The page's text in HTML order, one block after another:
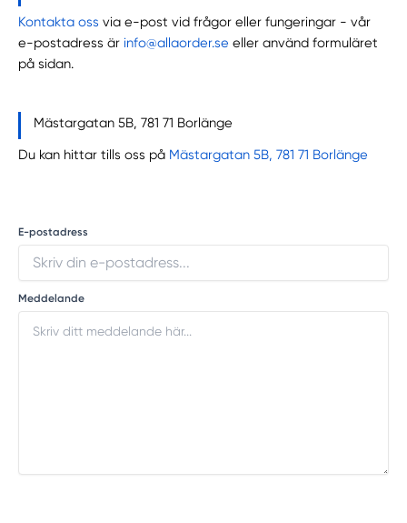
Kontakta oss via e-post vid frågor eller fungeringar - vår
e-postadress ärinfo@allaorder.se eller använd formuläret
på sidan.
Mästargatan 5B, 781 71 Borlänge
Du kan hittar tills oss på Mästargatan 5B, 781 71 Borlänge
E-postadress
Meddelande